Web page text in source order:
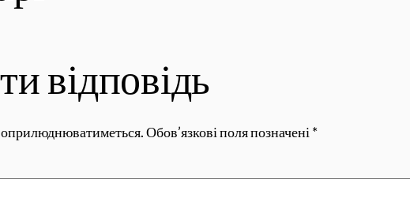
відповідь
Обов’язкові поля позначені *